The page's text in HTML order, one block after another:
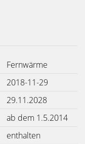
Fernwärme
2018-11-29
29.11.2028
ab dem 1.5.2014
enthalten